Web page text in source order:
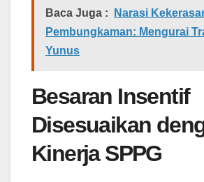
Baca Juga :
Narasi
Pembungkaman: Mengurai
Yunus
Besaran Insentif
Disesuaikan
Kinerja SPPG